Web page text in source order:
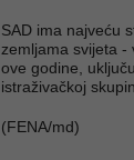
SAD ima najveću
zemljama svijeta -
ove godine,
istraživačkoj
(FENA/md)